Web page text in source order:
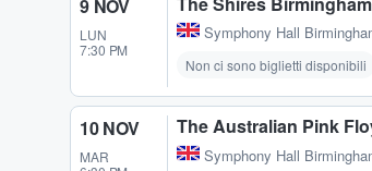
9 NOV
LUN
7:30 PM
Symphony Hall
Non ci sono biglietti disponibili
10 NOV
MAR
The Australian Pink
Symphony Hall